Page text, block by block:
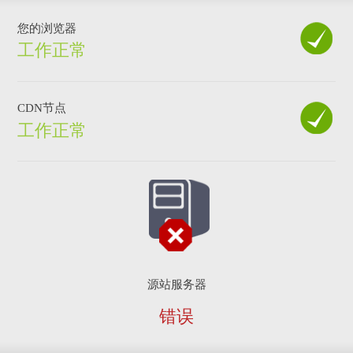
您的浏览器
工作正常
CDN节点
工作正常
源站服务器
错误